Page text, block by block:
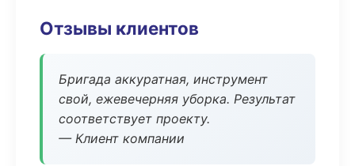
Отзывы клиентов
Бригада аккуратная, инструмент
свой, ежевечерняя уборка. Результат
соответствует проекту.
— Клиент компании